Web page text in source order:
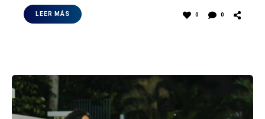
LEER MÁS 0 0